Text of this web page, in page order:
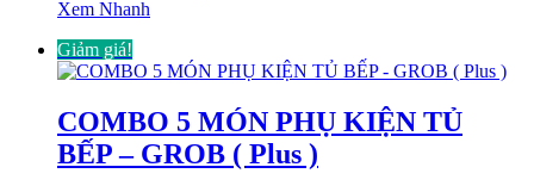
Xem Nhanh
Giảm giá!
COMBO 5 MÓN PHỤ KIỆN TỦ
BẾP – GROB ( Plus )